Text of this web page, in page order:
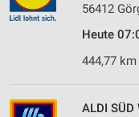
56412
Heute
444,77
ALDI